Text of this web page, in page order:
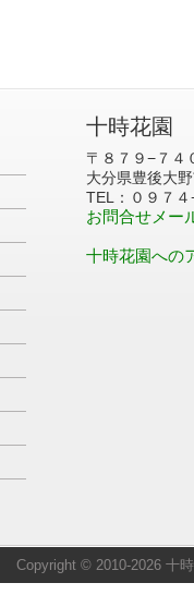
十時花園
〒８７９−７４
大分県豊後大
TEL：０９７
お問合せメー
十時花園への
Copyright © 2010-2026 十